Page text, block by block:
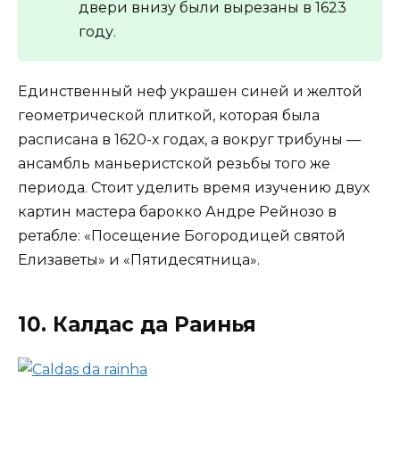
двери внизу были вырезаны в 1623
году.
Единственный неф украшен синей и желтой
геометрической плиткой, которая была
расписана в 1620-х годах, а вокруг трибуны —
ансамбль маньеристской резьбы того же
периода. Стоит уделить время изучению двух
картин мастера барокко Андре Рейнозо в
ретабле: «Посещение Богородицей святой
Елизаветы» и «Пятидесятница».
10. Калдас да Раинья